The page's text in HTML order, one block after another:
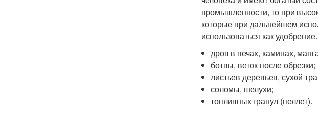
промышленности, то при
которые при дальнейшем
использоваться как
дров в печах, каминах,
ботвы, веток после обрезки;
листьев деревьев, сухой
соломы, шелухи;
топливных гранул (пеллет).